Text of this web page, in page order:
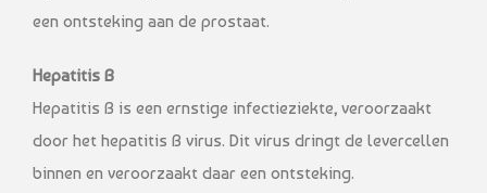
een ontsteking aan de prostaat.
Hepatitis B
Hepatitis B is een ernstige infectieziekte, veroorzaakt
door het hepatitis B virus. Dit virus dringt de levercellen
binnen en veroorzaakt daar een ontsteking.